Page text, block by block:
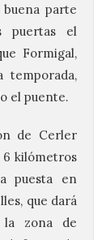
parte
puertas el
Formigal,
el puente.
de Cerler
kilómetros
puesta en
que dará
la zona de